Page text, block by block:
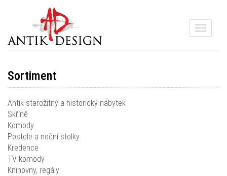
Toggle
Sortiment
Antik-starožitný a historický nábytek
Skříně
Komody
Postele a noční stolky
Kredence
TV komody
Knihovny, regály